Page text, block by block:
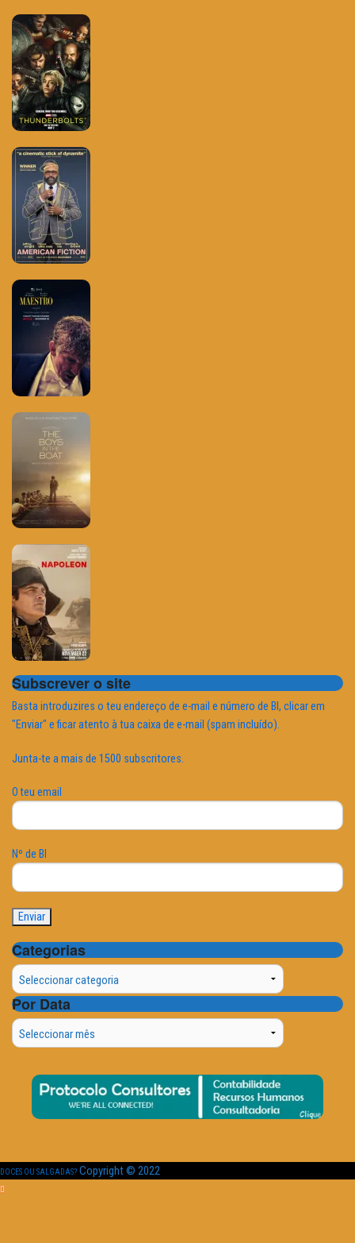
Subscrever o site
Basta introduzires o teu endereço de e-mail e número de BI, clicar em
"Enviar" e ficar atento à tua caixa de e-mail (spam incluído).
Junta-te a mais de 1500 subscritores.
O teu email
Nº de BI
Categorias
Categorias
Por Data
Por
Data
DOCES OU SALGADAS? Copyright © 2022